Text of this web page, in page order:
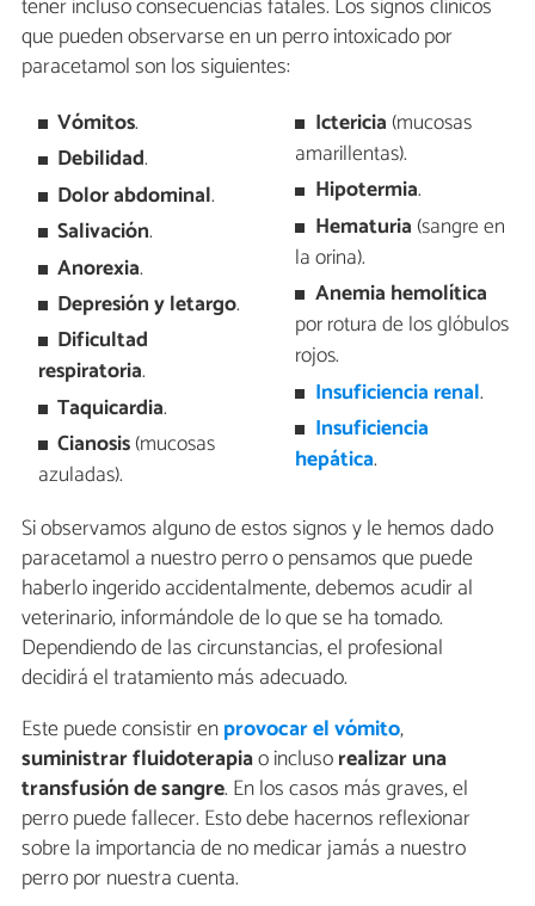
que pueden observarse en un perro intoxicado por
paracetamol son los siguientes:
Vómitos.
Debilidad.
Dolor abdominal.
Salivación.
Anorexia.
Depresión y letargo.
Dificultad
respiratoria.
Taquicardia.
Cianosis(mucosas
azuladas).
Ictericia (mucosas
amarillentas).
Hipotermia.
Hematuria (sangre en
la orina).
Anemia hemolítica
por rotura de los glóbulos
rojos.
Insuficiencia renal.
Insuficiencia
hepática.
Si observamos alguno de estos signos y le hemos dado
paracetamol a nuestro perro o pensamos que puede
haberlo ingerido accidentalmente, debemos acudir al
veterinario, informándole de lo que se ha tomado.
Dependiendo de las circunstancias, el profesional
decidirá el tratamiento más adecuado.
Este puede consistir enprovocar el vómito,
suministrar fluidoterapiao inclusorealizar una
transfusión de sangre. En los casos más graves, el
perro puede fallecer. Esto debe hacernos reflexionar
sobre la importancia de no medicar jamás a nuestro
perro por nuestra cuenta.